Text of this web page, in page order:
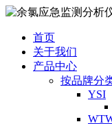
首页
关于我们
产品中心
按品牌分
YSI